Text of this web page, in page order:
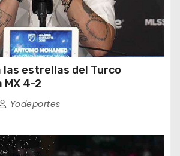
las estrellas del Turco
MX 4-2
Yodeportes